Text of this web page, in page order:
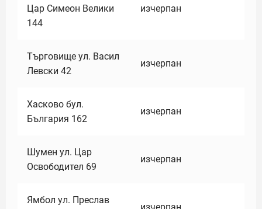
Цар Симеон Велики
144
изчерпан
Търговище ул. Васил
Левски 42
изчерпан
Хасково бул.
България 162
изчерпан
Шумен ул. Цар
Освободител 69
изчерпан
Ямбол ул. Преслав